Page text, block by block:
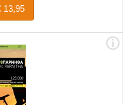
€ 13,95